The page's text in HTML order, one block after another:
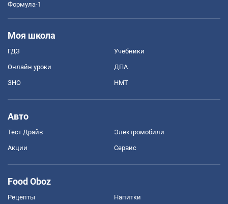
Формула-1
Моя школа
ГДЗ Учебники
Онлайн уроки ДПА
ЗНО НМТ
Авто
Тест Драйв Электромобили
Акции Сервис
Food Oboz
Рецепты Напитки